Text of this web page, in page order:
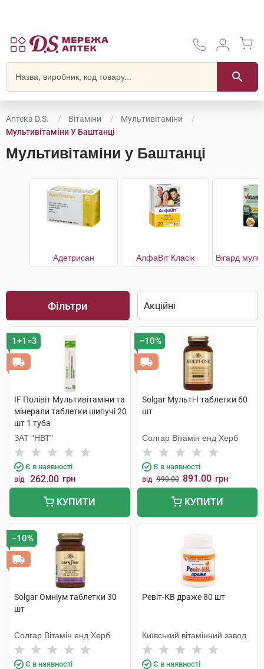
Аптека D.S. Вітаміни
Мультивітаміни
Мультивітаміни У Баштанці
Мультивітаміни у Баштанці
Адетрисан АлфаВіт Класік
Фільтри
1+1=3
IF Полівіт Мультивітаміни та
мінерали таблетки шипучі 20
шт 1 туба
ЗАТ "НВТ"
Є в наявності
від 262.00 грн
КУПИТИ
−10%
Solgar Мульті-I таблетки 60
шт
Солгар Вітамін енд Херб
Є в наявності
від 990.00 891.00 грн
КУПИТИ
−10%
Solgar Омніум таблетки 30
шт
Солгар Вітамін енд Херб
Є в наявності
Ревіт-КВ драже 80 шт
Київський вітамінний завод
Є в наявності